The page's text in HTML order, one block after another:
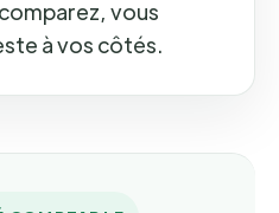
vous
à vos côtés.